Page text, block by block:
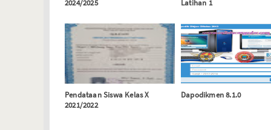
2024/2025
Latihan 1
Pendataan Siswa Kelas X
2021/2022
Dapodikmen 8.1.0